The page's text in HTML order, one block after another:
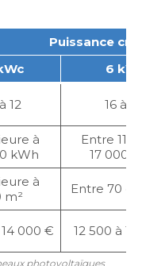
Puissance
6
12 16 à
à
kWh
Entre 11
17 000
à
m²
Entre 70 et
000 € 12 500 à
photovoltaïques